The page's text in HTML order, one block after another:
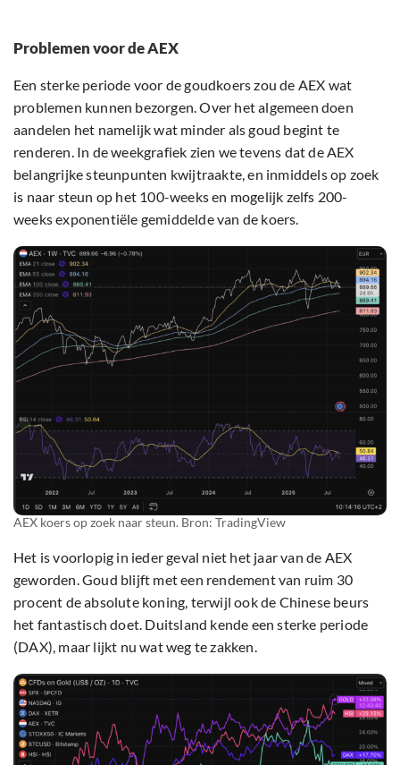
Problemen voor de AEX
Een sterke periode voor de goudkoers zou de AEX wat
problemen kunnen bezorgen. Over het algemeen doen
aandelen het namelijk wat minder als goud begint te
renderen. In de weekgrafiek zien we tevens dat de AEX
belangrijke steunpunten kwijtraakte, en inmiddels op zoek
is naar steun op het 100-weeks en mogelijk zelfs 200-
weeks exponentiële gemiddelde van de koers.
AEX koers op zoek naar steun. Bron: TradingView
Het is voorlopig in ieder geval niet het jaar van de AEX
geworden. Goud blijft met een rendement van ruim 30
procent de absolute koning, terwijl ook de Chinese beurs
het fantastisch doet. Duitsland kende een sterke periode
(DAX), maar lijkt nu wat weg te zakken.